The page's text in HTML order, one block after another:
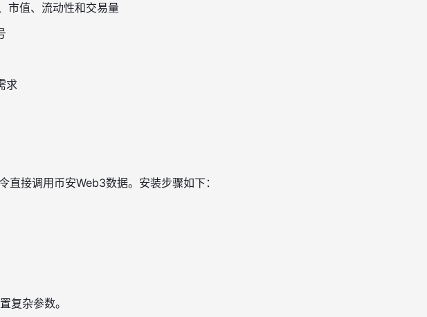
市值、流动性和交易量
求
接调用币安Web3数据。安装步骤如下：
复杂参数。